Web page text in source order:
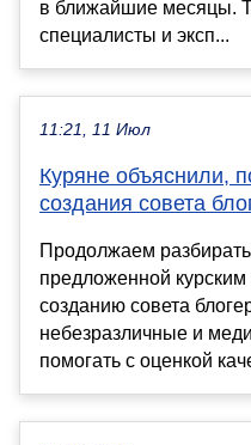
в ближайшие месяцы.
специалисты и эксп...
11:21, 11 Июл
Куряне объяснили,
создания совета
Продолжаем
предложенной
созданию совета
небезразличные и
помогать с оценкой